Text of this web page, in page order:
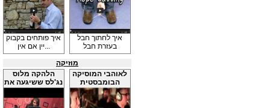
איך פותחים בקבוק
יין אם אין...
איך לחתוך חבל
בעזרת חבל
מוזיקה
הלהקה מלוס
נג'לס ששיגעה את
...
לאוהבי המוסיקה
הבומבסטית